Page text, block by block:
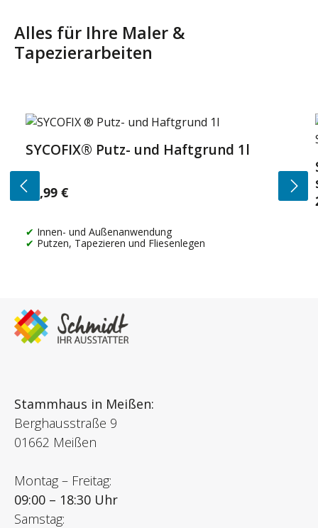
Alles für Ihre Maler &
Tapezierarbeiten
Produktgalerie überspringen
SYCOFIX® Putz- und Haftgrund 1l
Regulärer Preis:
14,99 €
Innen- und Außenanwendung
Putzen, Tapezieren und Fliesenlegen
Stammhaus in Meißen:
Berghausstraße 9
01662 Meißen
Montag – Freitag:
09:00 – 18:30 Uhr
Samstag: